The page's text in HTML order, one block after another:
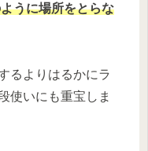
うに場所をとらな
るよりはるかにラ
使いにも重宝しま